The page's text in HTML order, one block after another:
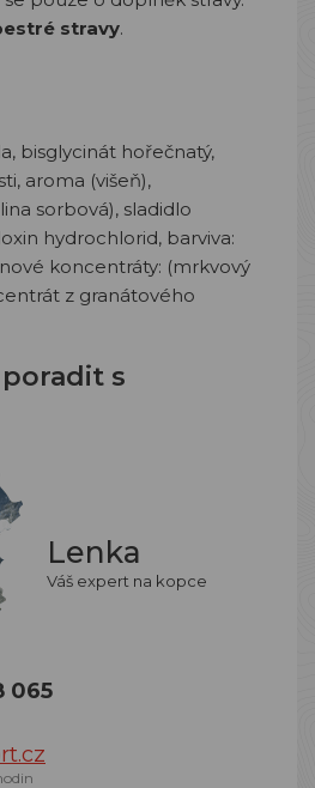
stravy.
bisglycinát hořečnatý,
aroma (višeň),
sorbová), sladidlo
hydrochlorid, barviva:
koncentráty: (mrkvový
z granátového
s
Lenka
Váš expert na kopce
065